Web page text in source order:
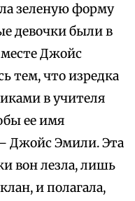
зеленую форму
девочки были в
Джойс
тем, что изредка
в учителя
ее имя
Джойс Эмили. Эта
вон лезла, лишь
и полагала,